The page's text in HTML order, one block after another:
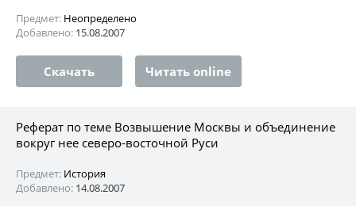
Предмет: Неопределено
Добавлено: 15.08.2007
Скачать Читать online
Реферат по теме Возвышение Москвы и объединение
вокруг нее северо-восточной Руси
Предмет: История
Добавлено: 14.08.2007